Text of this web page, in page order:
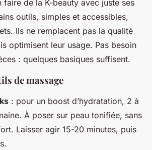
faire de la K-beauty avec juste ses
outils, simples et accessibles,
Ils ne remplacent pas la qualité
optimisent leur usage. Pas besoin
: quelques basiques suffisent.
de massage
: pour un boost d’hydratation, 2 à
À poser sur peau tonifiée, sans
Laisser agir 15-20 minutes, puis